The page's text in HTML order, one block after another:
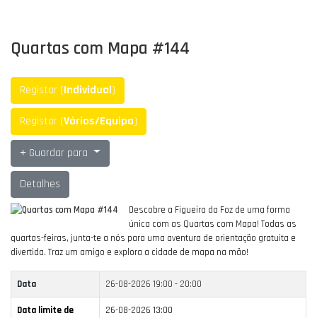
Quartas com Mapa #144
Registar (Individual)
Registar (Vários/Equipa)
Guardar para
Detalhes
Descobre a Figueira da Foz de uma forma
única com as Quartas com Mapa! Todas as
quartas-feiras, junta-te a nós para uma aventura de orientação gratuita e
divertida. Traz um amigo e explora a cidade de mapa na mão!
Data 26-08-2026 19:00 - 20:00
Data limite de
26-08-2026 13:00